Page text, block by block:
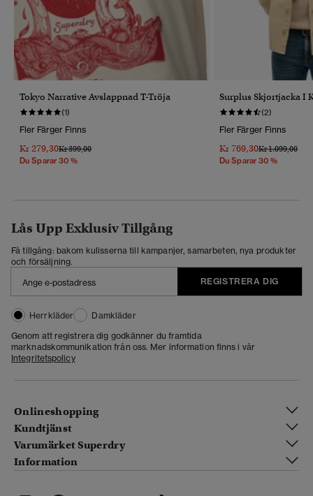
Tokyo Narrative Avslappnad T-Tröja
(1)
Fler Färger Finns
Kr 279,30Pris Reducerat Från
Kr 399,00Till
Du Sparar 30 %
Surplus Skjortjacka I
(2)
Fler Färger Finns
Kr 769,30Pris Reducerat
Kr 1.099,00Till
Du Sparar 30 %
Lås Upp Exklusiv Tillgång
Få tillgång: bakom kulisserna till kampanjer, samarbeten, nya produkter
och försäljning.
REGISTRERA DIG
Herrkläder
Damkläder
Genom att registrera dig godkänner du framtida
marknadskommunikation från oss. Mer information finns i vår
Integritetspolicy
Onlineshopping
Kundtjänst
Varumärket Superdry
Information